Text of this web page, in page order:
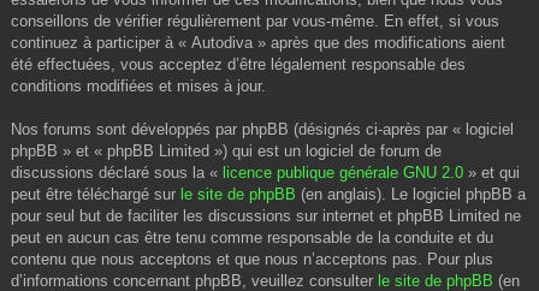
conseillons de vérifier régulièrement par vous-même. En effet, si vous
continuez à participer à « Autodiva » après que des modifications aient
été effectuées, vous acceptez d’être légalement responsable des
conditions modifiées et mises à jour.
Nos forums sont développés par phpBB (désignés ci-après par « logiciel
phpBB » et « phpBB Limited ») qui est un logiciel de forum de
discussions déclaré sous la « licence publique générale GNU 2.0 » et qui
peut être téléchargé sur le site de phpBB (en anglais). Le logiciel phpBB a
pour seul but de faciliter les discussions sur internet et phpBB Limited ne
peut en aucun cas être tenu comme responsable de la conduite et du
contenu que nous acceptons et que nous n’acceptons pas. Pour plus
d’informations concernant phpBB, veuillez consulter le site de phpBB (en